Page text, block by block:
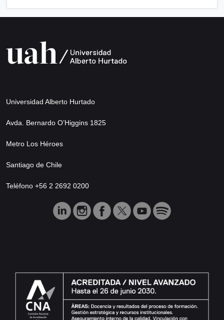
Universidad Alberto Hurtado
Avda. Bernardo O’Higgins 1825
Metro Los Héroes
Santiago de Chile
Teléfono +56 2 2692 0200